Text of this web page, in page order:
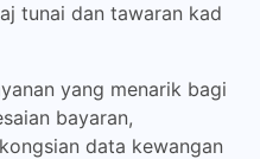
tunai dan tawaran kad
yang menarik bagi
bayaran,
data kewangan